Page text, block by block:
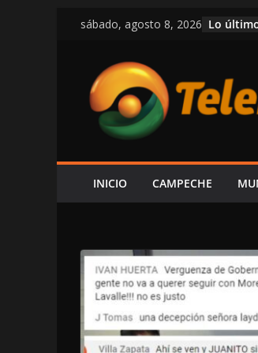
Saltar
contenido
sábado, agosto 8, 2026 Lo
INICIO
CAMPECHE